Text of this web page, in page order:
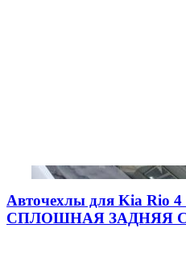
Авточехлы для Kia Rio 4
СПЛОШНАЯ ЗАДНЯЯ